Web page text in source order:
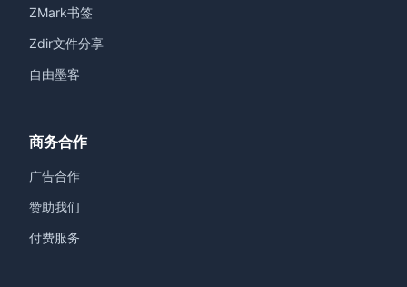
ZMark书签
Zdir文件分享
自由墨客
商务合作
广告合作
赞助我们
付费服务